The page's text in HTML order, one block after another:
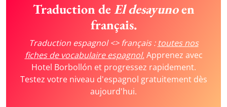
Traduction deEl desayunoen
français.
Traduction espagnol <> français : toutes nos
fiches de vocabulaire espagnol.Apprenez avec
Hotel Borbollón et progressez rapidement.
Testez votre niveau d'espagnol gratuitement dès
aujourd'hui.